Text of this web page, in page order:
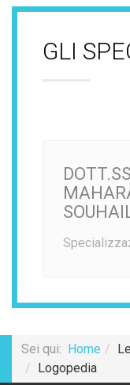
GLI
Sei qui: Home
Logopedia